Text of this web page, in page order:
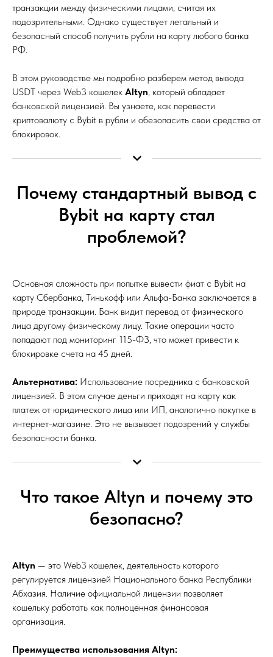
транзакции между физическими лицами, считая их
подозрительными. Однако существует легальный и
безопасный способ получить рубли на карту любого банка
РФ.
В этом руководстве мы подробно разберем метод вывода
USDT через Web3 кошелек Altyn, который обладает
банковской лицензией. Вы узнаете, как перевести
криптовалюту с Bybit в рубли и обезопасить свои средства от
блокировок.
Почему стандартный вывод с
Bybit на карту стал
проблемой?
Основная сложность при попытке вывести фиат с Bybit на
карту Сбербанка, Тинькофф или Альфа-Банка заключается в
природе транзакции. Банк видит перевод от физического
лица другому физическому лицу. Такие операции часто
попадают под мониторинг 115-ФЗ, что может привести к
блокировке счета на 45 дней.
Альтернатива: Использование посредника с банковской
лицензией. В этом случае деньги приходят на карту как
платеж от юридического лица или ИП, аналогично покупке в
интернет-магазине. Это не вызывает подозрений у службы
безопасности банка.
Что такое Altyn и почему это
безопасно?
Altyn — это Web3 кошелек, деятельность которого
регулируется лицензией Национального банка Республики
Абхазия. Наличие официальной лицензии позволяет
кошельку работать как полноценная финансовая
организация.
Преимущества использования Altyn: